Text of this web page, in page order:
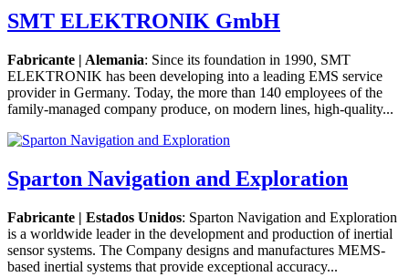
SMT ELEKTRONIK GmbH
Fabricante | Alemania: Since its foundation in 1990, SMT
ELEKTRONIK has been developing into a leading EMS service
provider in Germany. Today, the more than 140 employees of the
family-managed company produce, on modern lines, high-quality...
Sparton Navigation and Exploration
Fabricante | Estados Unidos: Sparton Navigation and Exploration
is a worldwide leader in the development and production of inertial
sensor systems. The Company designs and manufactures MEMS-
based inertial systems that provide exceptional accuracy...